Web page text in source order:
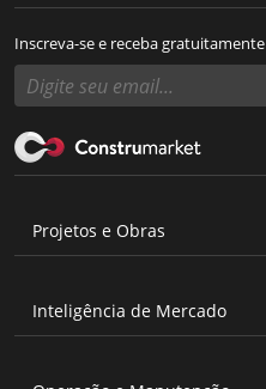
Inscreva-se e receba gratuitamente
Projetos e Obras
Inteligência de Mercado